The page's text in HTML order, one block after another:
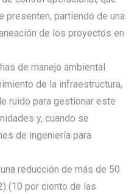
presenten, partiendo de una
de los proyectos en
de manejo ambiental
de la infraestructura,
ruido para gestionar este
y, cuando se
de ingeniería para
reducción de más de 50
(10 por ciento de las